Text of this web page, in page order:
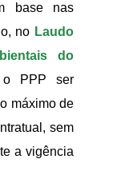
base nas
no Laudo
do
o PPP ser
máximo de
sem
a vigência